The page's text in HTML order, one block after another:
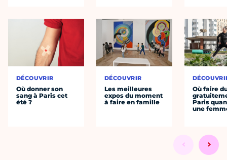
DÉCOUVRIR
Où donner son
sang à Paris cet
été ?
DÉCOUVRIR
Les meilleures
expos du moment
à faire en famille
Où faire
Paris
une